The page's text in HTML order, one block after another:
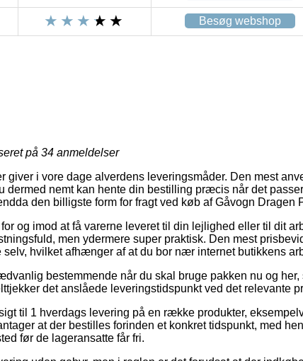
Besøg webshop
på 34 anmeldelser
giver i vore dage alverdens leveringsmåder. Den mest
dermed nemt kan hente din bestilling præcis når det
den billigste form for fragt ved køb af Gåvogn Dragen
og imod at få varerne leveret til din lejlighed eller til dit
men ydermere super praktisk. Den mest
hvilket afhænger af at du bor nær internet butikkens
bestemmende når du skal bruge pakken nu og her,
det anslåede leveringstidspunkt ved det relevante
til 1 hverdags levering på en række produkter,
at der bestilles forinden et konkret tidspunkt, med
før de lageransatte får fri.